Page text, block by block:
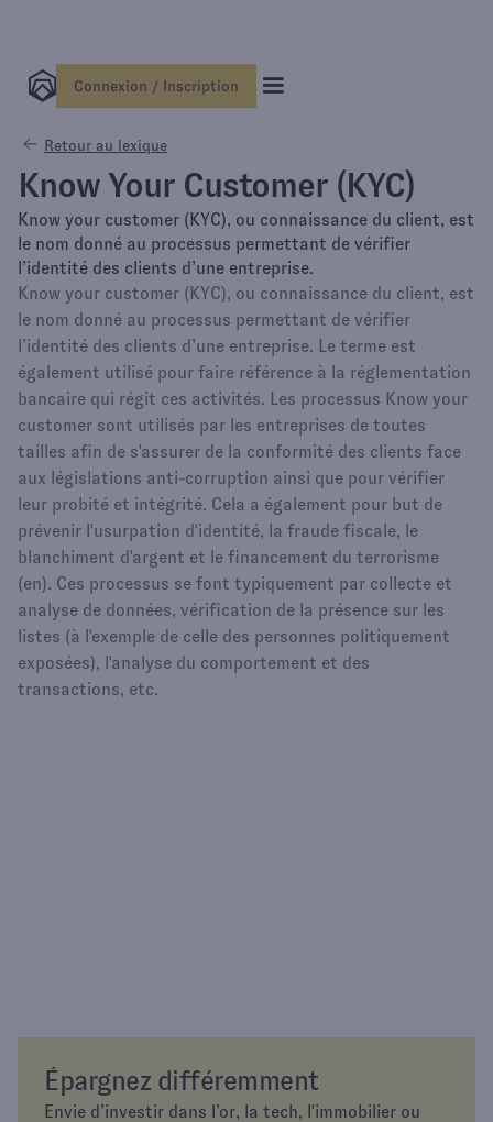
Connexion / Inscription
Retour au lexique
Épargnez différemment
Envie d’investir dans l’or, la tech, l'immobilier ou
Know Your Customer (KYC)
Know your customer (KYC), ou connaissance du client, est
le nom donné au processus permettant de vérifier
l’identité des clients d’une entreprise.
Know your customer (KYC), ou connaissance du client, est
le nom donné au processus permettant de vérifier
l’identité des clients d’une entreprise. Le terme est
également utilisé pour faire référence à la réglementation
bancaire qui régit ces activités. Les processus Know your
customer sont utilisés par les entreprises de toutes
tailles afin de s'assurer de la conformité des clients face
aux législations anti-corruption ainsi que pour vérifier
leur probité et intégrité. Cela a également pour but de
prévenir l'usurpation d'identité, la fraude fiscale, le
blanchiment d'argent et le financement du terrorisme
(en). Ces processus se font typiquement par collecte et
analyse de données, vérification de la présence sur les
listes (à l'exemple de celle des personnes politiquement
exposées), l'analyse du comportement et des
transactions, etc.